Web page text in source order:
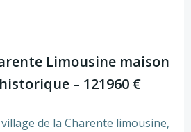
Limousine maison
– 121960 €
de la Charente limousine,